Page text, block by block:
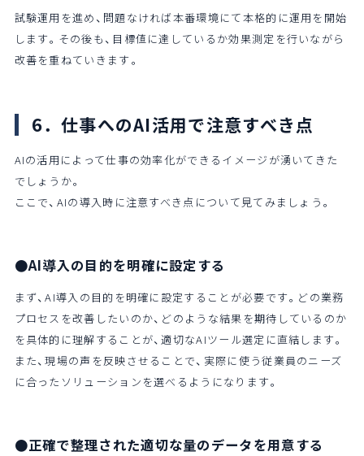
試験運用を進め、問題なければ本番環境にて本格的に運用を開始
します。その後も、目標値に達しているか効果測定を行いながら
改善を重ねていきます。
6．仕事へのAI活用で注意すべき点
AIの活用によって仕事の効率化ができるイメージが湧いてきた
でしょうか。
ここで、AIの導入時に注意すべき点について見てみましょう。
●AI導入の目的を明確に設定する
まず、AI導入の目的を明確に設定することが必要です。どの業務
プロセスを改善したいのか、どのような結果を期待しているのか
を具体的に理解することが、適切なAIツール選定に直結します。
また、現場の声を反映させることで、実際に使う従業員のニーズ
に合ったソリューションを選べるようになります。
●正確で整理された適切な量のデータを用意する